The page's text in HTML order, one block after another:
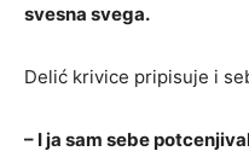
svesna svega.
Delić krivice pripisuje i
– I ja sam sebe